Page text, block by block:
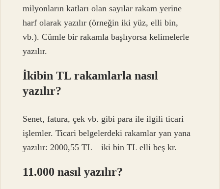
milyonların katları olan sayılar rakam yerine
harf olarak yazılır (örneğin iki yüz, elli bin,
vb.). Cümle bir rakamla başlıyorsa kelimelerle
yazılır.
İkibin TL rakamlarla nasıl
yazılır?
Senet, fatura, çek vb. gibi para ile ilgili ticari
işlemler. Ticari belgelerdeki rakamlar yan yana
yazılır: 2000,55 TL – iki bin TL elli beş kr.
11.000 nasıl yazılır?